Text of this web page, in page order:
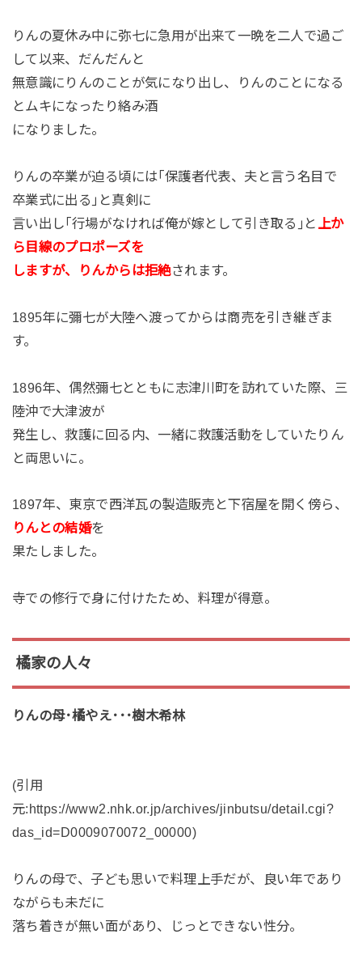
りんの夏休み中に弥七に急用が出来て一晩を二人で過ご
して以来、だんだんと
無意識にりんのことが気になり出し、りんのことになる
とムキになったり絡み酒
になりました。
りんの卒業が迫る頃には｢保護者代表、夫と言う名目で
卒業式に出る｣と真剣に
言い出し｢行場がなければ俺が嫁として引き取る｣と 上か
ら目線のプロポーズを
しますが、りんからは拒絶されます。
1895年に彌七が大陸へ渡ってからは商売を引き継ぎま
す。
1896年、偶然彌七とともに志津川町を訪れていた際、三
陸沖で大津波が
発生し、救護に回る内、一緒に救護活動をしていたりん
と両思いに。
1897年、東京で西洋瓦の製造販売と下宿屋を開く傍ら、
りんとの結婚を
果たしました。
寺での修行で身に付けたため、料理が得意。
橘家の人々
りんの母･橘やえ･･･樹木希林
(引用
元:https://www2.nhk.or.jp/archives/jinbutsu/detail.cgi?
das_id=D0009070072_00000)
りんの母で、子ども思いで料理上手だが、良い年であり
ながらも未だに
落ち着きが無い面があり、じっとできない性分。